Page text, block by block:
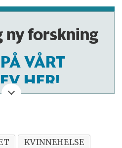
ny forskning
VÅRT
HER!
KVINNEHELSE